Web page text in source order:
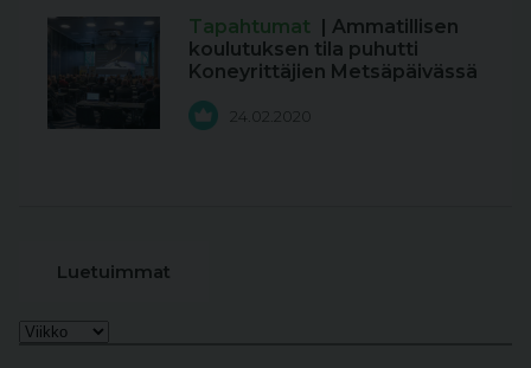
Tapahtumat
| Ammatillisen
koulutuksen tila puhutti
Koneyrittäjien Metsäpäivässä
24.02.2020
Luetuimmat